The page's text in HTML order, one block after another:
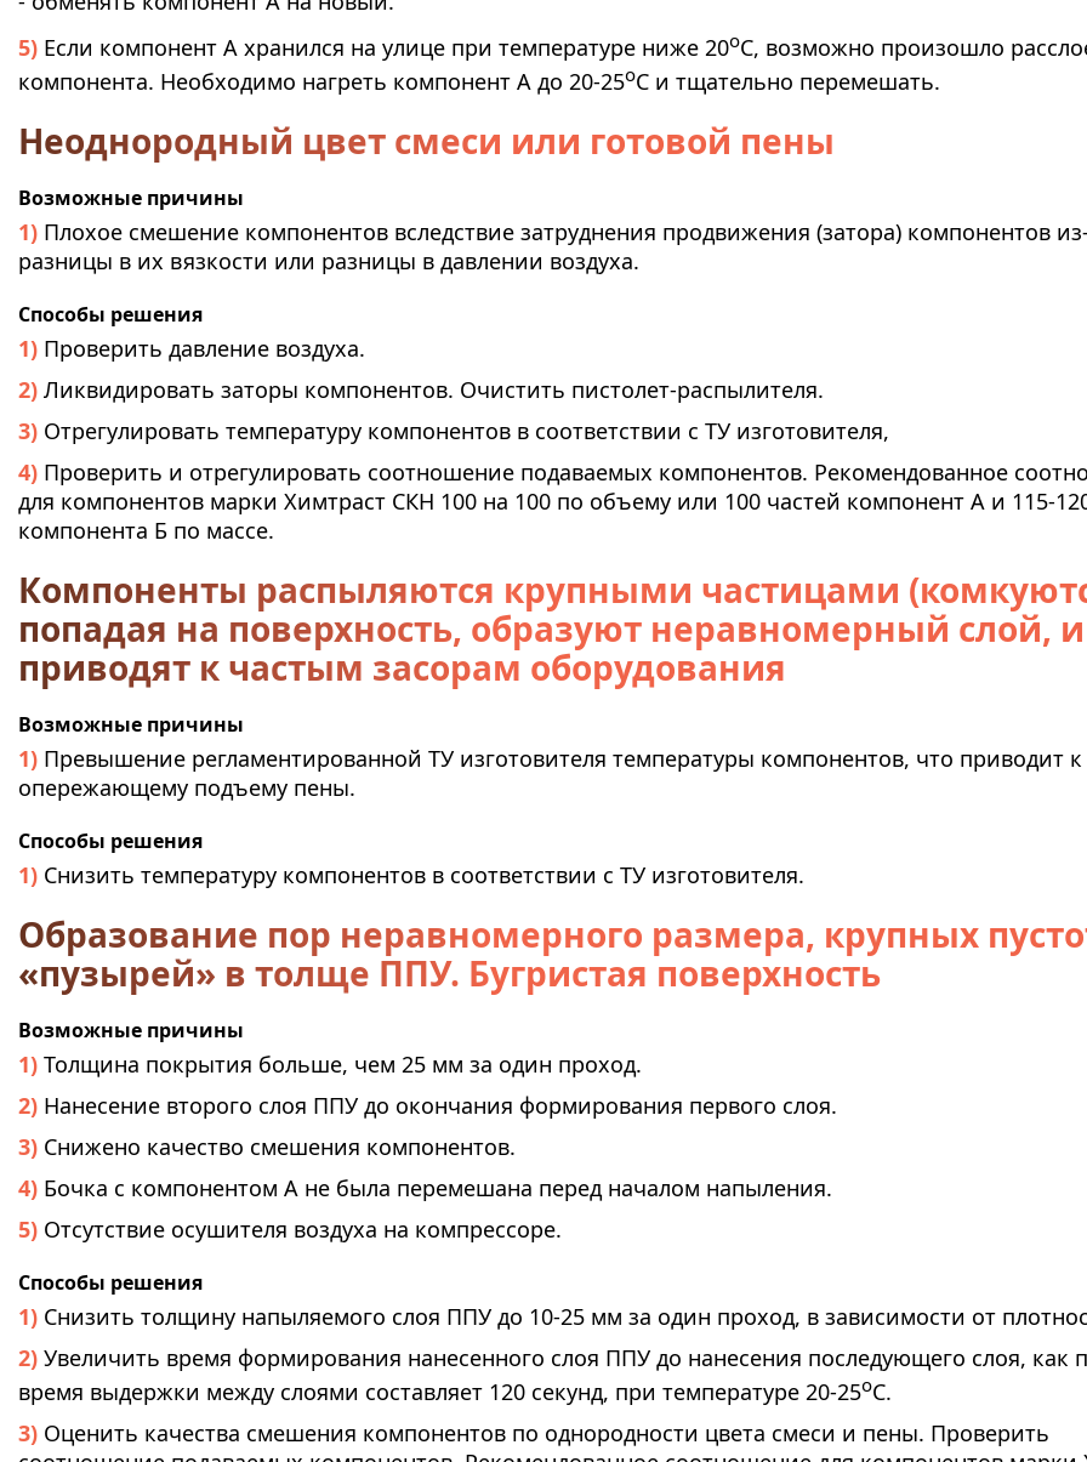
Если компонент А хранился на улице при температуре ниже 20оС, возможно произошло
компонента. Необходимо нагреть компонент А до 20-25оС и тщательно перемешать.
Неоднородный цвет смеси или готовой пены
Возможные причины
Плохое смешение компонентов вследствие затруднения продвижения (затора) компонентов
разницы в их вязкости или разницы в давлении воздуха.
Способы решения
Проверить давление воздуха.
Ликвидировать заторы компонентов. Очистить пистолет-распылителя.
Отрегулировать температуру компонентов в соответствии с ТУ изготовителя,
Проверить и отрегулировать соотношение подаваемых компонентов. Рекомендованное
для компонентов марки Химтраст СКН 100 на 100 по объему или 100 частей компонент А и 115-
компонента Б по массе.
Компоненты распыляются крупными частицами
попадая на поверхность, образуют неравномерный слой, и
приводят к частым засорам оборудования
Возможные причины
Превышение регламентированной ТУ изготовителя температуры компонентов, что приводит к
опережающему подъему пены.
Способы решения
Снизить температуру компонентов в соответствии с ТУ изготовителя.
Образование пор неравномерного размера, крупных
«пузырей» в толще ППУ. Бугристая поверхность
Возможные причины
Толщина покрытия больше, чем 25 мм за один проход.
Нанесение второго слоя ППУ до окончания формирования первого слоя.
Снижено качество смешения компонентов.
Бочка с компонентом А не была перемешана перед началом напыления.
Отсутствие осушителя воздуха на компрессоре.
Способы решения
Снизить толщину напыляемого слоя ППУ до 10-25 мм за один проход, в зависимости от
Увеличить время формирования нанесенного слоя ППУ до нанесения последующего слоя, как
время выдержки между слоями составляет 120 секунд, при температуре 20-25оС.
Оценить качества смешения компонентов по однородности цвета смеси и пены. Проверить